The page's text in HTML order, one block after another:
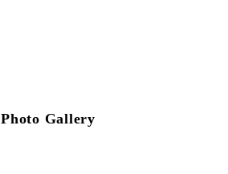
Photo Gallery